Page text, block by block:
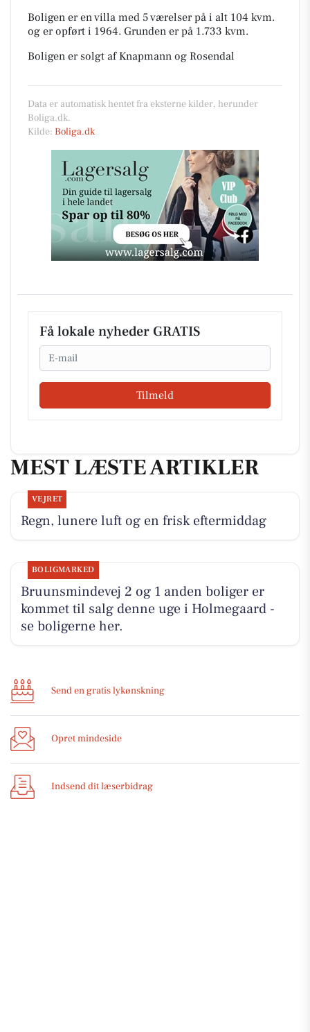
Boligen er en villa med 5 værelser på i alt 104 kvm.
og er opført i 1964. Grunden er på 1.733 kvm.
Boligen er solgt af Knapmann og Rosendal
Data er automatisk hentet fra eksterne kilder, herunder
Boliga.dk.
Kilde: Boliga.dk
Få lokale nyheder GRATIS
Email
Tilmeld
MEST LÆSTE ARTIKLER
VEJRET
Regn, lunere luft og en frisk eftermiddag
BOLIGMARKED
Bruunsmindevej 2 og 1 anden boliger er
kommet til salg denne uge i Holmegaard -
se boligerne her.
Send en gratis lykønskning
Opret mindeside
Indsend dit læserbidrag